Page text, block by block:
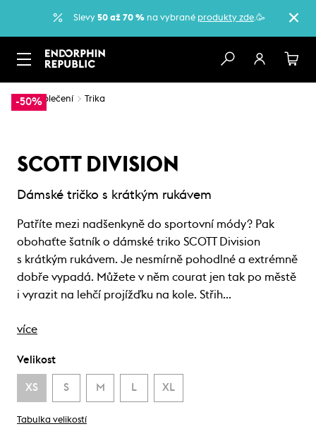
Slevy 50 až 70 % na vybrané produkty zde.🥳
-50%
… Oblečení Trika
SCOTT DIVISION
Dámské tričko s krátkým rukávem
Patříte mezi nadšenkyně do sportovní módy? Pak
obohaťte šatník o dámské triko SCOTT Division
s krátkým rukávem. Je nesmírně pohodlné a extrémně
dobře vypadá. Můžete v něm courat jen tak po městě
i vyrazit na lehčí projížďku na kole. Střih…
více
Velikost
XS S M L XL
Tabulka velikostí